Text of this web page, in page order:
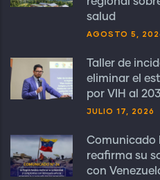
salud
AGOSTO 5,
Taller de
eliminar el
por VIH al
JULIO 17, 2026
Comunicado
reafirma su
con